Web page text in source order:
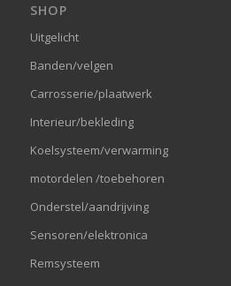
SHOP
Uitgelicht
Banden/velgen
Carrosserie/plaatwerk
Interieur/bekleding
Koelsysteem/verwarming
motordelen /toebehoren
Onderstel/aandrijving
Sensoren/elektronica
Remsysteem